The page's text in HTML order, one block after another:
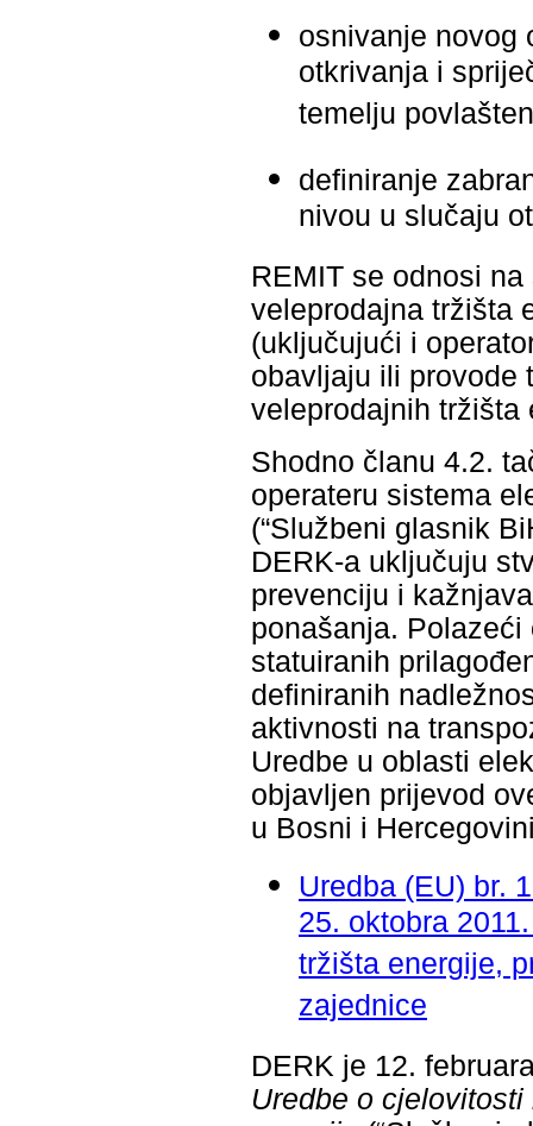
osnivanje novog
otkrivanja i
temelju
definiranje
nivou u slučaju
REMIT se odnosi
veleprodajna tržišta
(uključujući i
obavljaju ili provode
veleprodajnih tržišta
Shodno članu 4.2.
operateru sistema
(“Službeni glasnik
DERK-a uključuju
prevenciju i
ponašanja.
statuiranih
definiranih
aktivnosti na
Uredbe u oblasti
objavljen prijevod
u Bosni i
Uredba (EU) br.
25. oktobra
tržišta energije,
zajednice
DERK je 12.
Uredbe o